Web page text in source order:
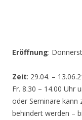
Eröffnung:
Zeit: 29.04. –
Fr. 8.30 – 14.00 Uhr
oder Seminare kann
behindert werden –